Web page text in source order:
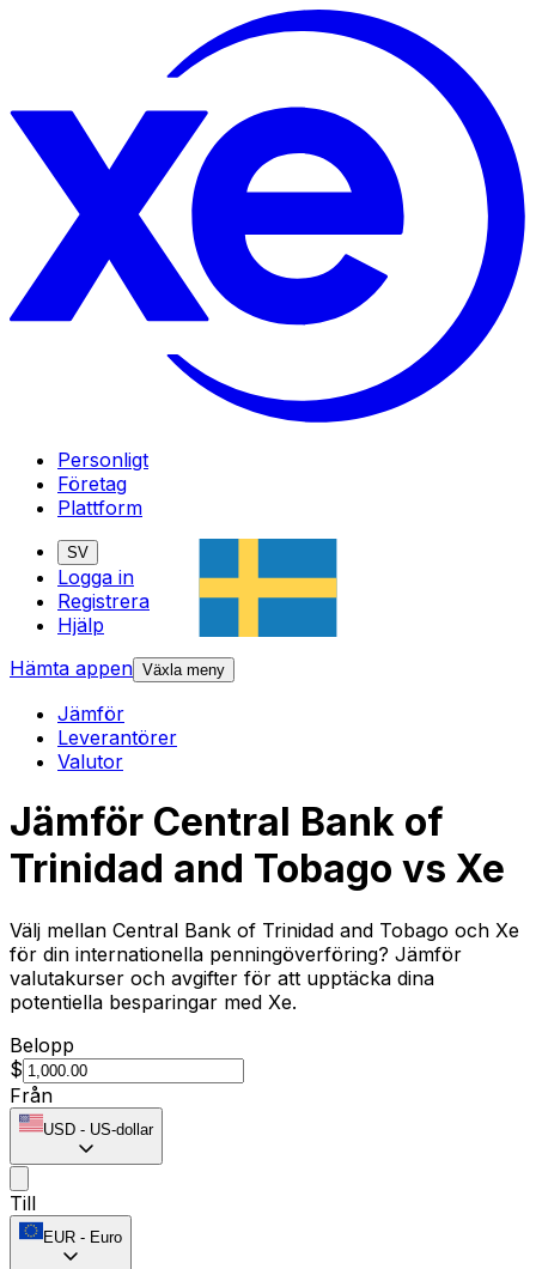
Personligt
Företag
Plattform
SV
Logga in
Registrera
Hjälp
Hämta appen Växla meny
Jämför
Leverantörer
Valutor
Jämför Central Bank of
Trinidad and Tobago vs Xe
Välj mellan Central Bank of Trinidad and Tobago och Xe
för din internationella penningöverföring? Jämför
valutakurser och avgifter för att upptäcka dina
potentiella besparingar med Xe.
Belopp
$
Från
USD - US-dollar
Till
EUR - Euro